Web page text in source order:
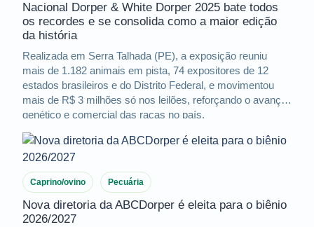
Nacional Dorper & White Dorper 2025 bate todos
os recordes e se consolida como a maior edição
da história
Realizada em Serra Talhada (PE), a exposição reuniu
mais de 1.182 animais em pista, 74 expositores de 12
estados brasileiros e do Distrito Federal, e movimentou
mais de R$ 3 milhões só nos leilões, reforçando o avanço
genético e comercial das raças no país.
Caprino/ovino Pecuária
Nova diretoria da ABCDorper é eleita para o biênio
2026/2027